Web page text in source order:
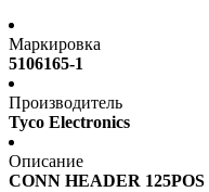
Маркировка
5106165-1
Производитель
Tyco Electronics
Описание
CONN HEADER